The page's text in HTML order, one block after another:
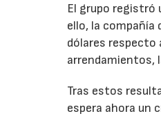
El grupo registró
ello, la compañía
dólares respecto
arrendamientos,
Tras estos
espera ahora un